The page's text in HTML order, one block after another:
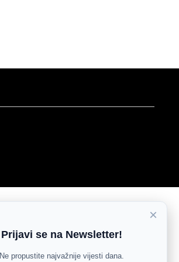
×
Prijavi se na Newsletter!
Ne propustite najvažnije vijesti dana.